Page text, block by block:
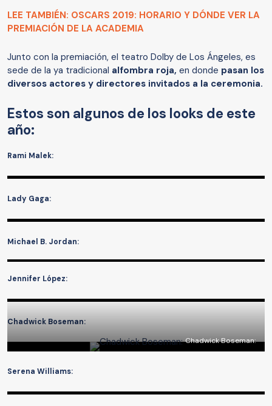
LEE TAMBIÉN: OSCARS 2019: HORARIO Y DÓNDE VER LA
PREMIACIÓN DE LA ACADEMIA
Junto con la premiación, el teatro Dolby de Los Ángeles, es
sede de la ya tradicional alfombra roja, en donde pasan los
diversos actores y directores invitados a la ceremonia.
Estos son algunos de los looks de este
año:
Rami Malek:
Lady Gaga:
Michael B. Jordan:
Jennifer López:
Chadwick Boseman:
Chadwick Boseman:
Serena Williams: